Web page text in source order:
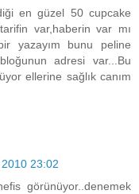
en güzel 50 cupcake
var,haberin var mı
yazayım bunu peline
adresi var...Bu
ellerine sağlık canım
23:02
görünüyor..denemek